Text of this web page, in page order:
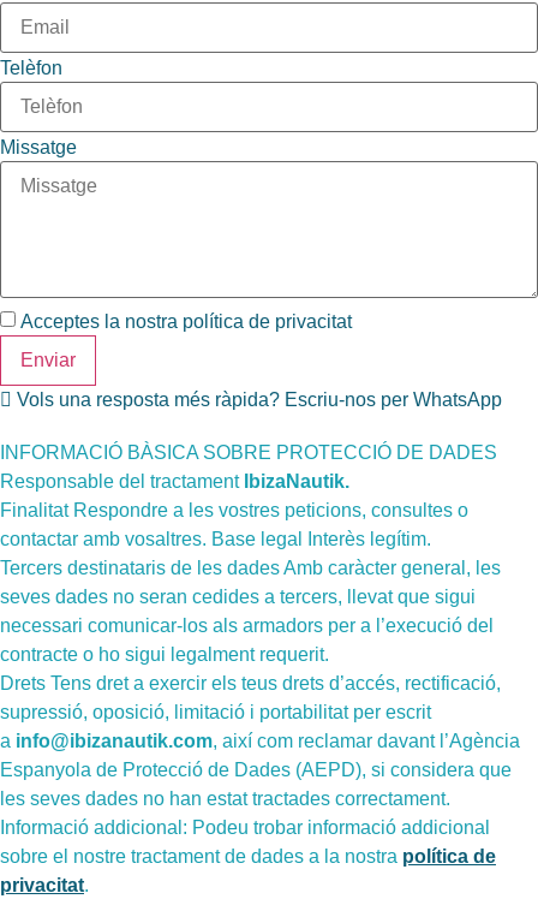
Telèfon
Missatge
Acceptes la nostra política de privacitat
Enviar
Vols una resposta més ràpida? Escriu-nos per WhatsApp
INFORMACIÓ BÀSICA SOBRE PROTECCIÓ DE DADES
Responsable del tractament IbizaNautik.
Finalitat Respondre a les vostres peticions, consultes o
contactar amb vosaltres. Base legal Interès legítim.
Tercers destinataris de les dades Amb caràcter general, les
seves dades no seran cedides a tercers, llevat que sigui
necessari comunicar-los als armadors per a l’execució del
contracte o ho sigui legalment requerit.
Drets Tens dret a exercir els teus drets d’accés, rectificació,
supressió, oposició, limitació i portabilitat per escrit
a info@ibizanautik.com, així com reclamar davant l’Agència
Espanyola de Protecció de Dades (AEPD), si considera que
les seves dades no han estat tractades correctament.
Informació addicional: Podeu trobar informació addicional
sobre el nostre tractament de dades a la nostra política de
privacitat.